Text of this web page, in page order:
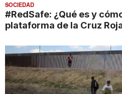
SOCIEDAD
#RedSafe: ¿Qué es y
plataforma de la Cruz